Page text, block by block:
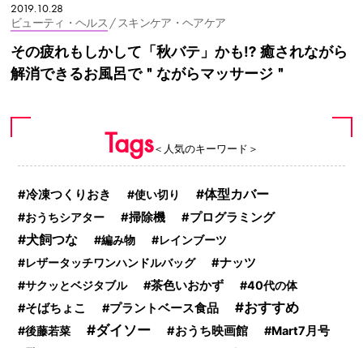
2019.10.28
ビューティ・ヘルス / スキンケア・ヘアケア
その疲れもしかして「秋バテ」かも⁉ 癒されながら
解消できるお風呂で＂ながらマッサージ＂
Tags＜人気のキーワード＞
冷凍つくりおき 使い切り 体型カバー
おうちシアター 掃除機 プログラミング
犬飼つな 編み物
レインブーツ
レザータッチワンハンドルバッグ
ナッツ
サクッとベジタブル 茶色いおかず 40代の体
そばちょこ プラントベース食品 おすすめ
後藤若菜 ダイソー おうち映画館
Mart7月号